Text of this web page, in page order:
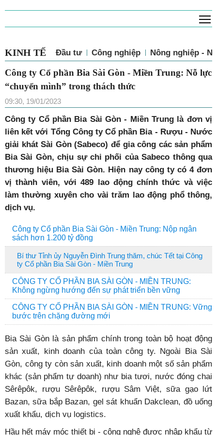
KINH TẾ Đầu tư Công nghiệp Nông nghiệp -
Công ty Cổ phần Bia Sài Gòn - Miền Trung: Nỗ lực
“chuyển mình” trong thách thức
09:30, 19/01/2023
Công ty Cổ phần Bia Sài Gòn - Miền Trung là đơn vị
liên kết với Tổng Công ty Cổ phần Bia - Rượu - Nước
giải khát Sài Gòn (Sabeco) để gia công các sản phẩm
Bia Sài Gòn, chịu sự chi phối của Sabeco thông qua
thương hiệu Bia Sài Gòn. Hiện nay công ty có 4 đơn
vị thành viên, với 489 lao động chính thức và việc
làm thường xuyên cho vài trăm lao động phổ thông,
dịch vụ.
Công ty Cổ phần Bia Sài Gòn - Miền Trung: Nộp ngân
sách hơn 1.200 tỷ đồng
Bí thư Tỉnh ủy Nguyễn Đình Trung thăm, chúc Tết tại Công
ty Cổ phần Bia Sài Gòn - Miền Trung
CÔNG TY CỔ PHẦN BIA SÀI GÒN - MIỀN TRUNG:
Không ngừng hướng đến sự phát triển bền vững
CÔNG TY CỔ PHẦN BIA SÀI GÒN - MIỀN TRUNG: Vững
bước trên chặng đường mới
Bia Sài Gòn là sản phẩm chính trong toàn bộ hoạt động
sản xuất, kinh doanh của toàn công ty. Ngoài Bia Sài
Gòn, công ty còn sản xuất, kinh doanh một số sản phẩm
khác (sản phẩm tự doanh) như bia tươi, nước đóng chai
Sêrêpôk, rượu Sêrêpôk, rượu Sâm Việt, sữa gạo lứt
Bazan, sữa bắp Bazan, gel sát khuẩn Dakclean, đồ uống
xuất khẩu, dịch vụ logistics.
Hầu hết máy móc thiết bị - công nghệ được nhập khẩu từ